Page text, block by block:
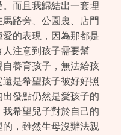
而且我歸結出一套理
路旁、公園裏、店門
的表現，因為那都是
人注意到孩子需要幫
養育孩子，無法給孩
是希望孩子被好好照
發點仍然是愛孩子的
希望兒子對於自己的
，雖然生母沒辦法親